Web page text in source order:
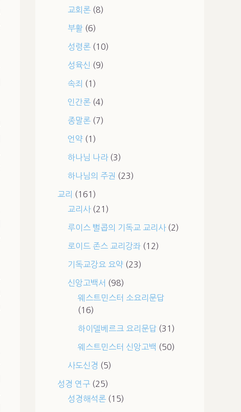
교회론(8)
부활(6)
성령론(10)
성육신 (9)
속죄 (1)
인간론(4)
종말론(7)
언약(1)
하나님 나라(3)
하나님의 주권 (23)
교리 (161)
교리사(21)
루이스 뻘콥의 기독교 교리사(2)
로이드 존스 교리강좌(12)
기독교강요 요약(23)
신앙고백서 (98)
웨스트민스터 소요리문답
(16)
하이델베르크 요리문답(31)
웨스트민스터 신앙고백 (50)
사도신경 (5)
성경 연구(25)
성경해석론(15)